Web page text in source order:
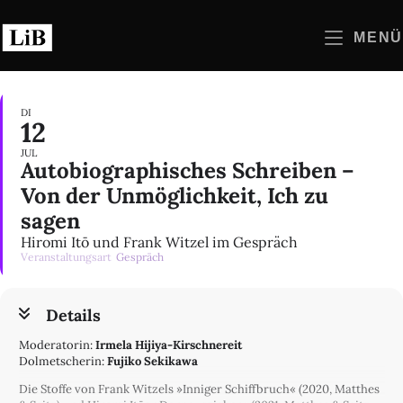
Inhalt
springen
MENÜ
DI
12
JUL
Autobiographisches Schreiben –
Von der Unmöglichkeit, Ich zu
sagen
Hiromi Itō und Frank Witzel im Gespräch
Veranstaltungsart Gespräch
Details
Moderatorin:Irmela Hijiya-Kirschnereit
Dolmetscherin:Fujiko Sekikawa
Die Stoffe von Frank Witzels »Inniger Schiffbruch« (2020, Matthes